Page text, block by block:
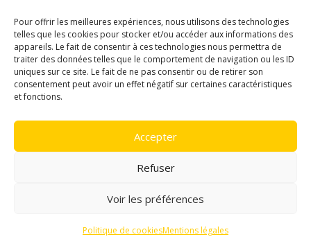
Pour offrir les meilleures expériences, nous utilisons des technologies
telles que les cookies pour stocker et/ou accéder aux informations des
appareils. Le fait de consentir à ces technologies nous permettra de
traiter des données telles que le comportement de navigation ou les ID
uniques sur ce site. Le fait de ne pas consentir ou de retirer son
consentement peut avoir un effet négatif sur certaines caractéristiques
et fonctions.
Accepter
Refuser
Voir les préférences
Politique de cookiesMentions légales
Nos réalisations
Contactez-nous
Politique de cookies (UE)
Mentions légales
Copyright © 2017 Trost Renove Habitat